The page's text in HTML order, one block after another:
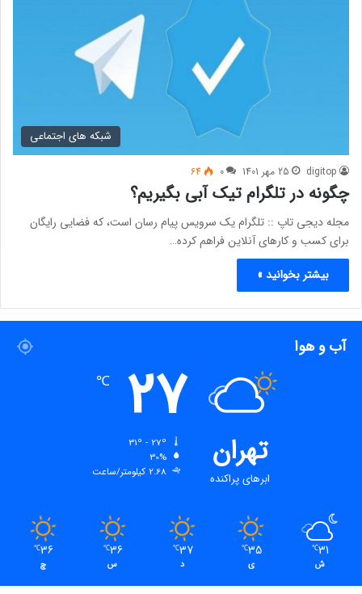
شبکه های اجتماعی
digitop 25 مهر 1401 0
64
چگونه در تلگرام تیک آبی بگیریم؟
مجله دیجی تاپ :: تلگرام یک سرویس پیام رسان است، که فضایی رایگان
برای کسب و کارهای آنلاین فراهم کرده…
بیشتر بخوانید »
آب و هوا
تهران
ابرهای پراکنده
27
℃
30%
2.68 کیلومتر/ساعت
31
℃
ش
35
℃
ی
37
℃
د
36
℃
س
36
℃
چ